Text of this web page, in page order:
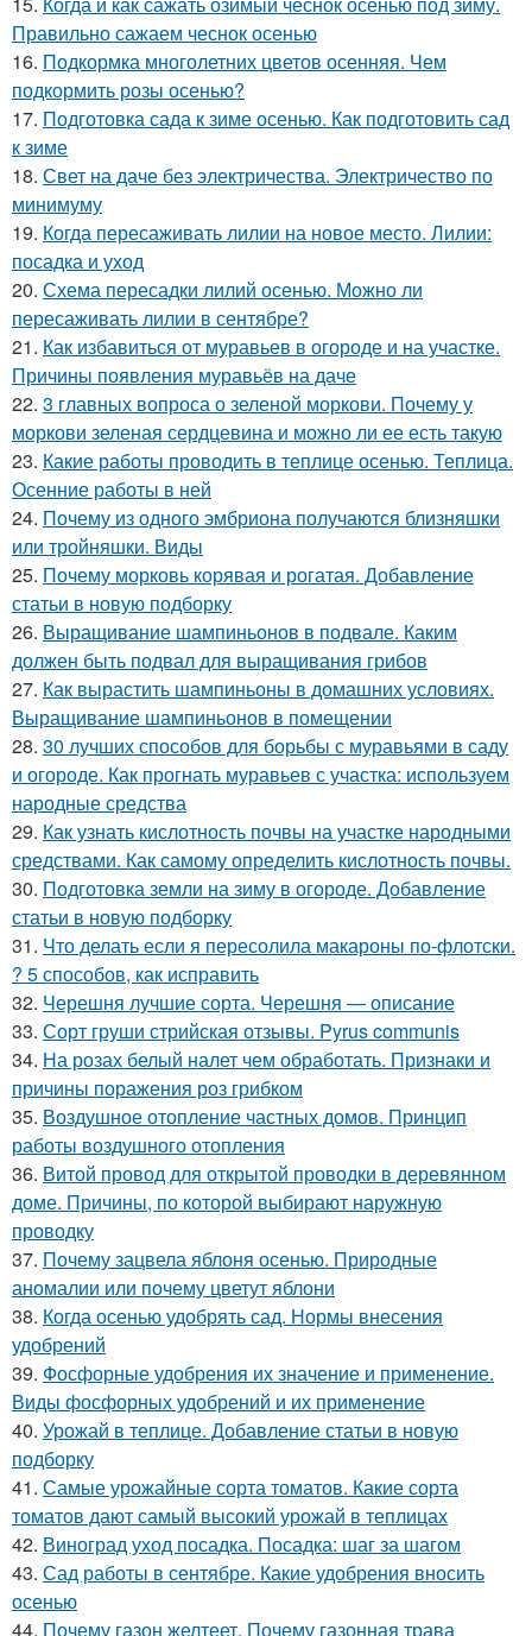
Правильно сажаем чеснок осенью
16. Подкормка многолетних цветов осенняя. Чем
подкормить розы осенью?
17. Подготовка сада к зиме осенью. Как подготовить сад
к зиме
18. Свет на даче без электричества. Электричество по
минимуму
19. Когда пересаживать лилии на новое место. Лилии:
посадка и уход
20. Схема пересадки лилий осенью. Можно ли
пересаживать лилии в сентябре?
21. Как избавиться от муравьев в огороде и на участке.
Причины появления муравьёв на даче
22. 3 главных вопроса о зеленой моркови. Почему у
моркови зеленая сердцевина и можно ли ее есть такую
23. Какие работы проводить в теплице осенью. Теплица.
Осенние работы в ней
24. Почему из одного эмбриона получаются близняшки
или тройняшки. Виды
25. Почему морковь корявая и рогатая. Добавление
статьи в новую подборку
26. Выращивание шампиньонов в подвале. Каким
должен быть подвал для выращивания грибов
27. Как вырастить шампиньоны в домашних условиях.
Выращивание шампиньонов в помещении
28. 30 лучших способов для борьбы с муравьями в саду
и огороде. Как прогнать муравьев с участка: используем
народные средства
29. Как узнать кислотность почвы на участке народными
средствами. Как самому определить кислотность почвы.
30. Подготовка земли на зиму в огороде. Добавление
статьи в новую подборку
31. Что делать если я пересолила макароны по-флотски.
? 5 способов, как исправить
32. Черешня лучшие сорта. Черешня — описание
33. Сорт груши стрийская отзывы. Pyrus communis
34. На розах белый налет чем обработать. Признаки и
причины поражения роз грибком
35. Воздушное отопление частных домов. Принцип
работы воздушного отопления
36. Витой провод для открытой проводки в деревянном
доме. Причины, по которой выбирают наружную
проводку
37. Почему зацвела яблоня осенью. Природные
аномалии или почему цветут яблони
38. Когда осенью удобрять сад. Нормы внесения
удобрений
39. Фосфорные удобрения их значение и применение.
Виды фосфорных удобрений и их применение
40. Урожай в теплице. Добавление статьи в новую
подборку
41. Самые урожайные сорта томатов. Какие сорта
томатов дают самый высокий урожай в теплицах
42. Виноград уход посадка. Посадка: шаг за шагом
43. Сад работы в сентябре. Какие удобрения вносить
осенью
44. Почему газон желтеет. Почему газонная трава